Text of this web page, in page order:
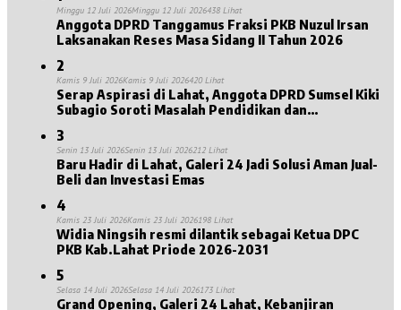
Minggu 12 Juli 2026Minggu 12 Juli 2026438 Lihat
Anggota DPRD Tanggamus Fraksi PKB Nuzul Irsan
Laksanakan Reses Masa Sidang II Tahun 2026
2
Kamis 9 Juli 2026Kamis 9 Juli 2026420 Lihat
Serap Aspirasi di Lahat, Anggota DPRD Sumsel Kiki
Subagio Soroti Masalah Pendidikan dan
3
Senin 13 Juli 2026Senin 13 Juli 2026212 Lihat
Baru Hadir di Lahat, Galeri 24 Jadi Solusi Aman Jual-
Beli dan Investasi Emas
4
Kamis 23 Juli 2026Kamis 23 Juli 2026198 Lihat
Widia Ningsih resmi dilantik sebagai Ketua DPC
PKB Kab.Lahat Priode 2026-2031
5
Selasa 14 Juli 2026Selasa 14 Juli 2026173 Lihat
Grand Opening, Galeri 24 Lahat, Kebanjiran